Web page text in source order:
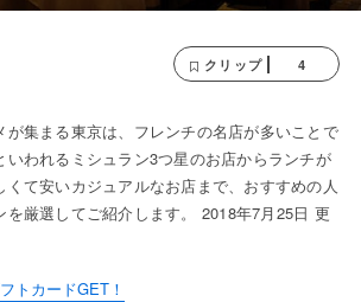
クリップ 4
が集まる東京は、フレンチの名店が多いことで
いわれるミシュラン3つ星のお店からランチが
て安いカジュアルなお店まで、おすすめの人
を厳選してご紹介します。 2018年7月25日 更
トカードGET！